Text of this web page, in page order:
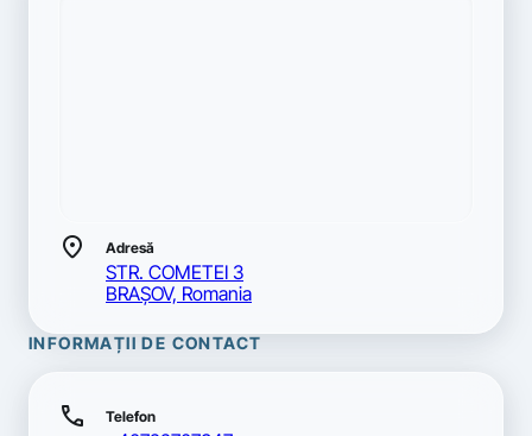
location_on Adresă
STR. COMETEI 3
BRAŞOV, Romania
INFORMAȚII DE CONTACT
call Telefon